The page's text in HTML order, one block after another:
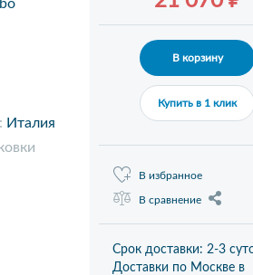
Италия
В корзину
Купить в 1 клик
В избранное
В сравнение
Срок доставки: 2-3
Доставки по Москве в